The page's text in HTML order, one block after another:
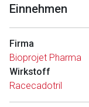
Einnehmen
Firma
Bioprojet Pharma
Wirkstoff
Racecadotril
Aufruf einer
Der von Ihnen
Seite. Für die